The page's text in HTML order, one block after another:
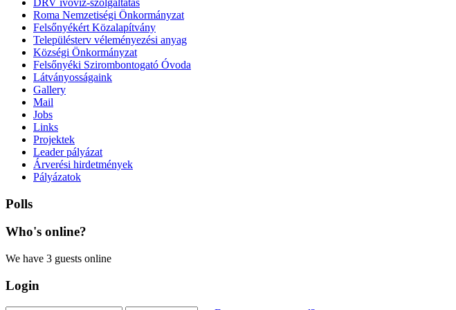
DRV ivóvíz-szolgáltatás
Roma Nemzetiségi Önkormányzat
Felsőnyékért Közalapítvány
Településterv véleményezési anyag
Községi Önkormányzat
Felsőnyéki Szirombontogató Óvoda
Látványosságaink
Gallery
Mail
Jobs
Links
Projektek
Leader pályázat
Árverési hirdetmények
Pályázatok
Polls
Who's online?
We have 3 guests online
Login